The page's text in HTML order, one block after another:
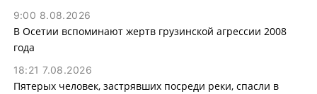
9:00 8.08.2026
В Осетии вспоминают жертв грузинской агрессии 2008
года
18:21 7.08.2026
Пятерых человек, застрявших посреди реки, спасли в